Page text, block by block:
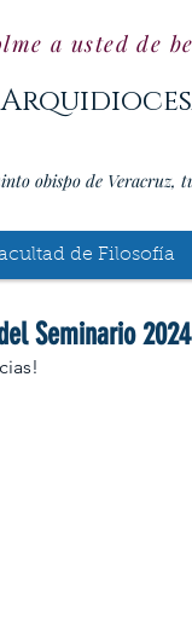
a usted de
obispo de
de Filosofía
Seminario 2024